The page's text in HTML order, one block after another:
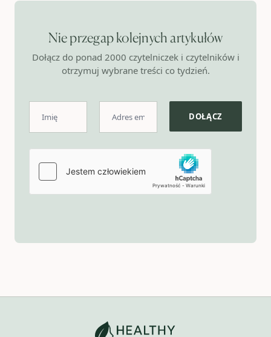
Nie przegap kolejnych artykułów
Dołącz do ponad 2000 czytelniczek i czytelników i
otrzymuj wybrane treści co tydzień.